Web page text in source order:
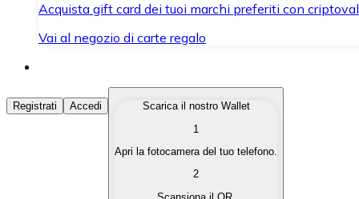
Acquista gift card dei tuoi marchi preferiti con
Vai al negozio di carte regalo
Acquista Criptovalute
Acquista le criptovalute che ti interessano in modo
Converti le tue criptovalute in valuta fiat quando ne hai
Registrati Accedi
Scarica il nostro Wallet
1
Apri la fotocamera del tuo telefono.
2